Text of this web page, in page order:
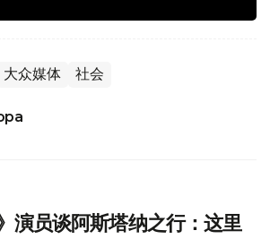
大众媒体 社会
演员谈阿斯塔纳之行：这里